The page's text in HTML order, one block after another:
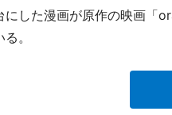
にした漫画が原作の映画「
。